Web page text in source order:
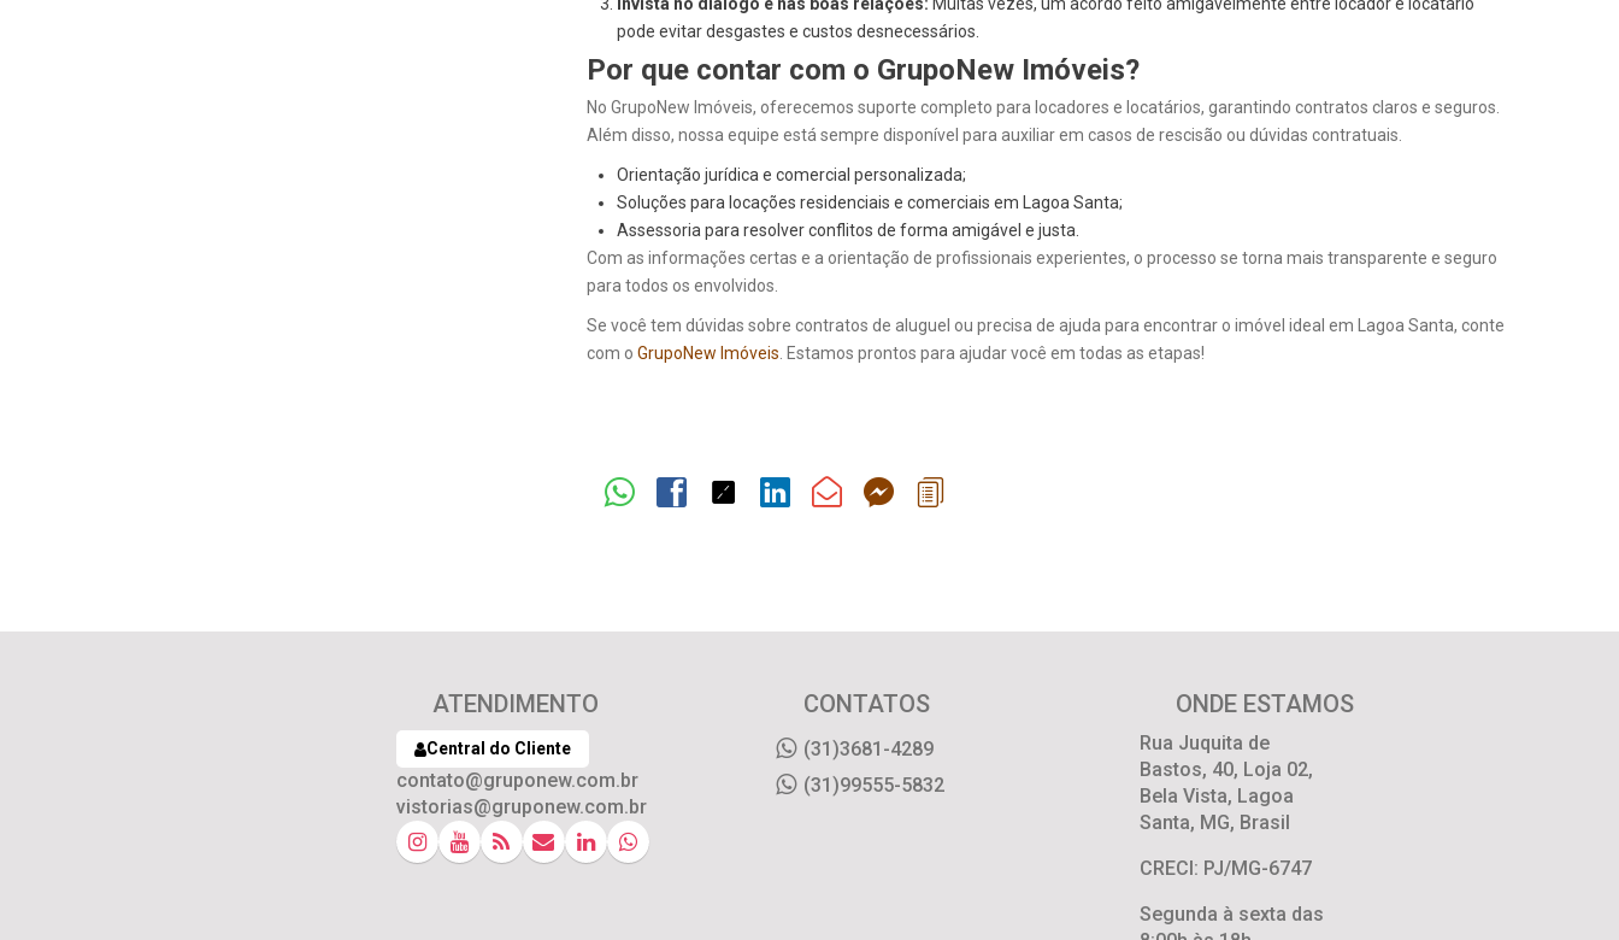
pode evitar desgastes e custos desnecessários.
Por que contar com o GrupoNew Imóveis?
No GrupoNew Imóveis, oferecemos suporte completo para locadores e locatários, garantindo contratos claros e seguros.
Além disso, nossa equipe está sempre disponível para auxiliar em casos de rescisão ou dúvidas contratuais.
Orientação jurídica e comercial personalizada;
Soluções para locações residenciais e comerciais em Lagoa Santa;
Assessoria para resolver conflitos de forma amigável e justa.
Com as informações certas e a orientação de profissionais experientes, o processo se torna mais transparente e seguro
para todos os envolvidos.
Se você tem dúvidas sobre contratos de aluguel ou precisa de ajuda para encontrar o imóvel ideal em Lagoa Santa, conte
com o GrupoNew Imóveis . Estamos prontos para ajudar você em todas as etapas!
ATENDIMENTO
Central do Cliente
contato@gruponew.com.br
vistorias@gruponew.com.br
CONTATOS
(31)3681-4289
(31)99555-5832
ONDE ESTAMOS
Rua Juquita de
Bastos, 40, Loja 02,
Bela Vista, Lagoa
Santa, MG, Brasil
CRECI: PJ/MG-6747